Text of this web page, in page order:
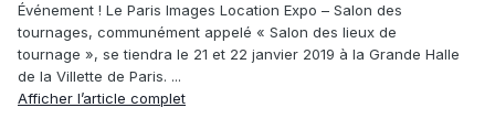
Événement ! Le Paris Images Location Expo – Salon des
tournages, communément appelé « Salon des lieux de
tournage », se tiendra le 21 et 22 janvier 2019 à la Grande Halle
de la Villette de Paris. ...
Afficher l’article complet